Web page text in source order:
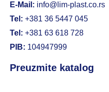
E-Mail: info@lim-plast.co.rs
Tel: +381 36 5447 045
Tel: +381 63 618 728
PIB: 104947999
Preuzmite katalog